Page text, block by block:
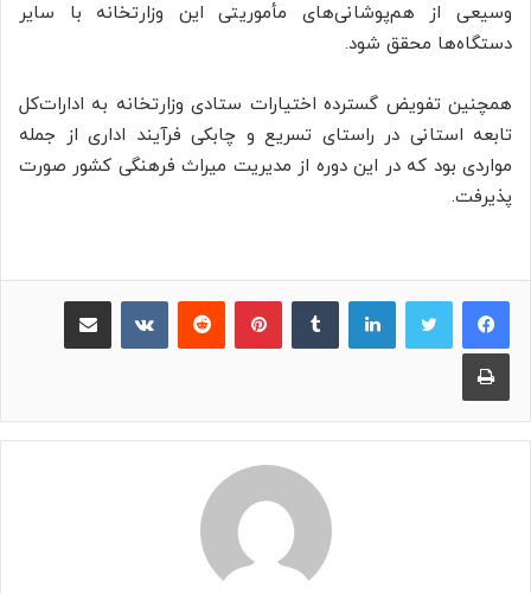
وسیعی از هم‌پوشانی‌های مأموریتی این وزارتخانه با سایر
دستگاه‌ها محقق شود.
همچنین تفویض گسترده اختیارات ستادی وزارتخانه به ادارات‌کل
تابعه استانی در راستای تسریع و چابکی فرآیند اداری از جمله
مواردی بود که در این دوره از مدیریت میراث فرهنگی کشور صورت
پذیرفت.
لینکدین پینترست ‫رددیت
چاپ